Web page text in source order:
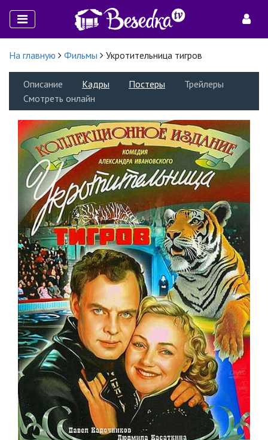
На главную Фильмы Укротительница тигров
Описание Кадры Постеры
Трейлеры
Смотреть онлайн